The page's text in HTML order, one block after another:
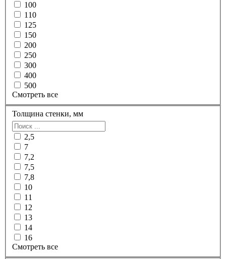
100
110
125
150
200
250
300
400
500
Смотреть все
Толщина стенки, мм
2,5
7
7,2
7,5
7,8
10
11
12
13
14
16
Смотреть все